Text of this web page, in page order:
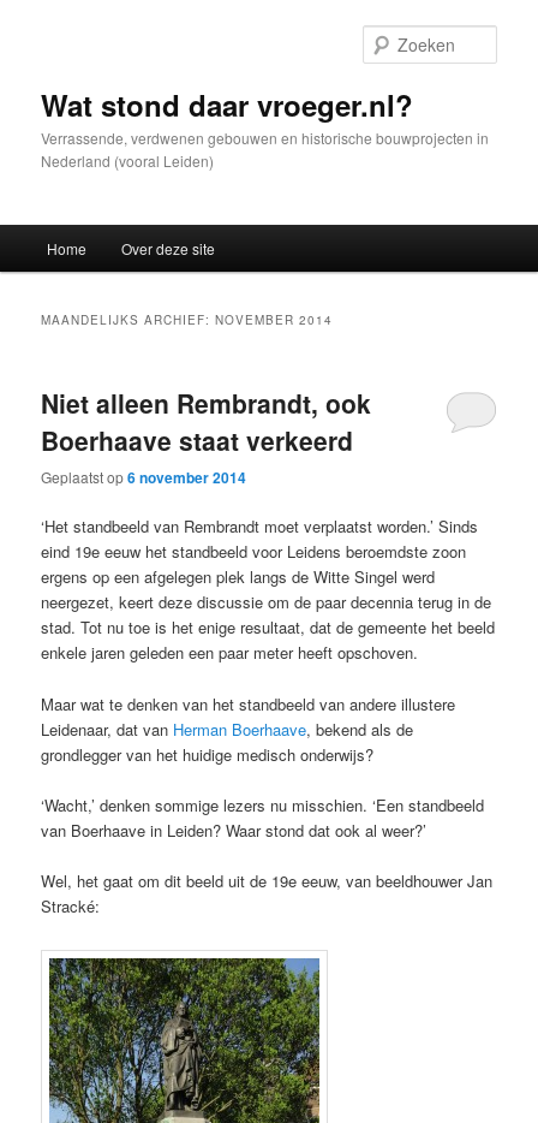
inhoud
inhoudWat stond daar vroeger.nl?
Verrassende, verdwenen gebouwen en historische bouwprojecten in
Nederland (vooral Leiden)
Home Over deze site
MAANDELIJKS ARCHIEF:NOVEMBER 2014
Niet alleen Rembrandt, ook
Boerhaave staat verkeerd
Geplaatst op6 november 2014
‘Het standbeeld van Rembrandt moet verplaatst worden.’ Sinds
eind 19e eeuw het standbeeld voor Leidens beroemdste zoon
ergens op een afgelegen plek langs de Witte Singel werd
neergezet, keert deze discussie om de paar decennia terug in de
stad. Tot nu toe is het enige resultaat, dat de gemeente het beeld
enkele jaren geleden een paar meter heeft opschoven.
Maar wat te denken van het standbeeld van andere illustere
Leidenaar, dat van Herman Boerhaave, bekend als de
grondlegger van het huidige medisch onderwijs?
‘Wacht,’ denken sommige lezers nu misschien. ‘Een standbeeld
van Boerhaave in Leiden? Waar stond dat ook al weer?’
Wel, het gaat om dit beeld uit de 19e eeuw, van beeldhouwer Jan
Stracké: